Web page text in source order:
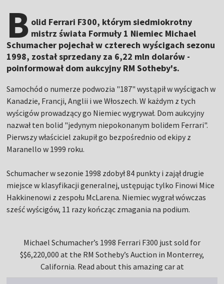
B olid Ferrari F300, którym siedmiokrotny
mistrz świata Formuły 1 Niemiec Michael
Schumacher pojechał w czterech wyścigach sezonu
1998, został sprzedany za 6,22 mln dolarów -
poinformował dom aukcyjny RM Sotheby's.
Samochód o numerze podwozia "187" wystąpił w wyścigach w
Kanadzie, Francji, Anglii i we Włoszech. W każdym z tych
wyścigów prowadzący go Niemiec wygrywał. Dom aukcyjny
nazwał ten bolid "jedynym niepokonanym bolidem Ferrari".
Pierwszy właściciel zakupił go bezpośrednio od ekipy z
Maranello w 1999 roku.
Schumacher w sezonie 1998 zdobył 84 punkty i zajął drugie
miejsce w klasyfikacji generalnej, ustępując tylko Finowi Mice
Hakkinenowi z zespołu McLarena. Niemiec wygrał wówczas
sześć wyścigów, 11 razy kończąc zmagania na podium.
Michael Schumacher’s 1998 Ferrari F300 just sold for
$$6,220,000 at the RM Sotheby’s Auction in Monterrey,
California. Read about this amazing car at